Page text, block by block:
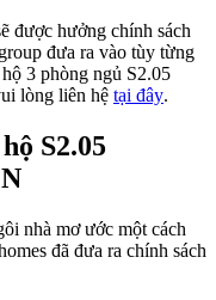
được hưởng chính sách
đưa ra vào tùy từng
3 phòng ngủ S2.05
lòng liên hệ tại đây.
S2.05
nhà mơ ước một cách
đã đưa ra chính sách